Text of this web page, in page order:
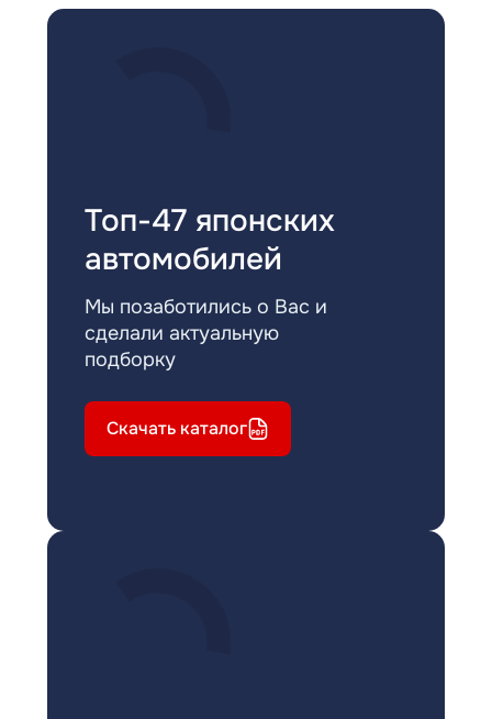
Топ-47 японских
автомобилей
Мы позаботились о Вас и
сделали актуальную
подборку
Скачать каталог